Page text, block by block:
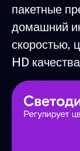
пакетные
домашний
скоростью,
HD